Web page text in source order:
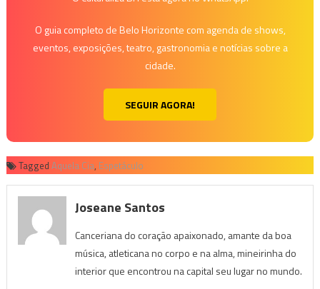
O guia completo de Belo Horizonte com agenda de shows,
eventos, exposições, teatro, gastronomia e notícias sobre a
cidade.
SEGUIR AGORA!
Tagged Aquela Cia, Espetáculo
Joseane Santos
Canceriana do coração apaixonado, amante da boa
música, atleticana no corpo e na alma, mineirinha do
interior que encontrou na capital seu lugar no mundo.